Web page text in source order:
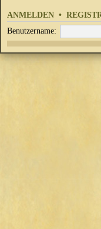
ANMELDEN •
Benutzername: